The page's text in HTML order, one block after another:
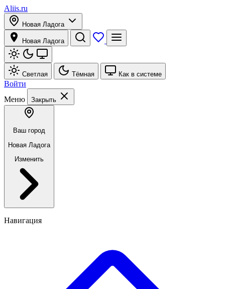
Aliis.ru
Новая Ладога
Новая Ладога
Светлая Тёмная Как в системе
Войти
Меню
Закрыть
Ваш город
Новая Ладога
Изменить
Навигация